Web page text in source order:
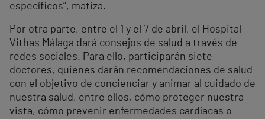
específicos”, matiza.
Por otra parte, entre el 1 y el 7 de abril, el Hospital
Vithas Málaga dará consejos de salud a través de
redes sociales. Para ello, participarán siete
doctores, quienes darán recomendaciones de salud
con el objetivo de concienciar y animar al cuidado de
nuestra salud, entre ellos, cómo proteger nuestra
vista, cómo prevenir enfermedades cardíacas o